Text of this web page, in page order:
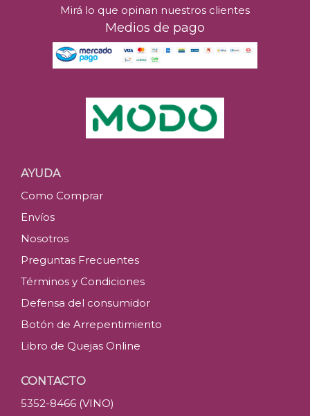
Mirá lo que opinan nuestros clientes
Medios de pago
AYUDA
Como Comprar
Envíos
Nosotros
Preguntas Frecuentes
Términos y Condiciones
Defensa del consumidor
Botón de Arrepentimiento
Libro de Quejas Online
CONTACTO
5352-8466 (VINO)